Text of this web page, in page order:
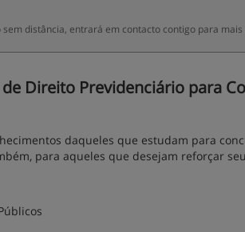
distância, entrará em contacto contigo para mais
Direito Previdenciário para
daqueles que estudam para
para aqueles que desejam reforçar